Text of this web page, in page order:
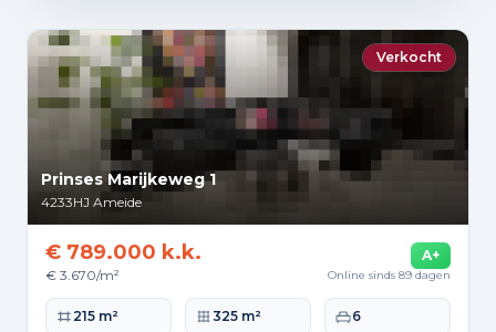
Verkocht
Prinses Marijkeweg 1
4233HJ Ameide
€ 789.000 k.k.
€ 3.670/m²
A+
Online sinds 89 dagen
Woonoppervlakte
215 m² Perceeloppervlakte
325 m² Slaapkamers
6